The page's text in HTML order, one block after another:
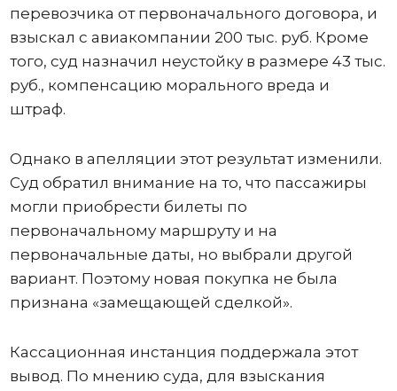
перевозчика от первоначального договора, и
взыскал с авиакомпании 200 тыс. руб. Кроме
того, суд назначил неустойку в размере 43 тыс.
руб., компенсацию морального вреда и
штраф.
Однако в апелляции этот результат изменили.
Суд обратил внимание на то, что пассажиры
могли приобрести билеты по
первоначальному маршруту и на
первоначальные даты, но выбрали другой
вариант. Поэтому новая покупка не была
признана «замещающей сделкой».
Кассационная инстанция поддержала этот
вывод. По мнению суда, для взыскания